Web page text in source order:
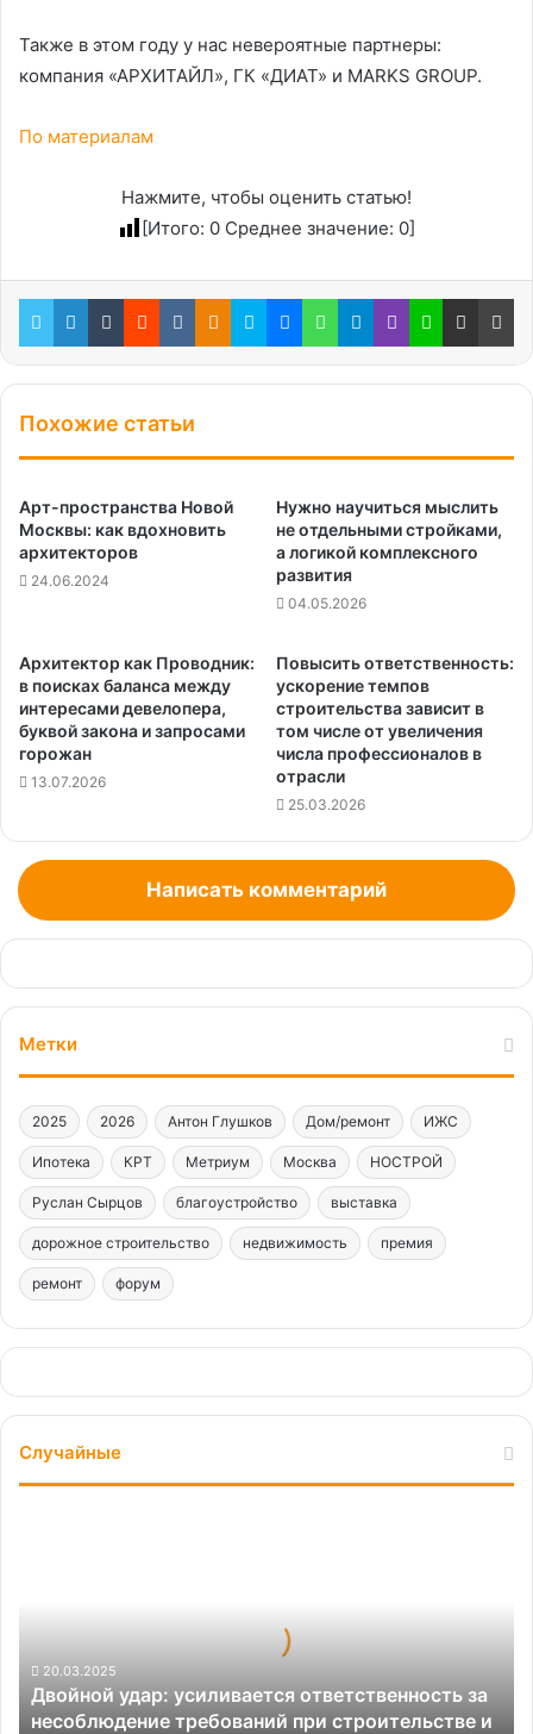
Также в этом году у нас невероятные партнеры:
компания «АРХИТАЙЛ», ГК «ДИАТ» и MARKS GROUP.
По материалам
Нажмите, чтобы оценить статью!
[Итого: 0 Среднее значение: 0]
TwitterLinkedInTumblrRedditВконтакте
Одноклассники
SkypeMessenger
WhatsApp
Telegram
ViberLine Поделиться через электронную почту
Похожие статьи
Арт-пространства Новой
Москвы: как вдохновить
архитекторов
24.06.2024
Нужно научиться мыслить
не отдельными стройками,
а логикой комплексного
развития
04.05.2026
Архитектор как Проводник:
в поисках баланса между
интересами девелопера,
буквой закона и запросами
горожан
13.07.2026
Повысить ответственность:
ускорение темпов
строительства зависит в
том числе от увеличения
числа профессионалов в
отрасли
25.03.2026
Написать комментарий
Метки
2025 2026 Антон Глушков Дом/ремонт ИЖС
Ипотека КРТ Метриум Москва НОСТРОЙ
Руслан Сырцов благоустройство выставка
дорожное строительство недвижимость премия
ремонт форум
Случайные
требований
при
строительстве
20.03.2025
Двойной удар: усиливается ответственность за
несоблюдение требований при строительстве и